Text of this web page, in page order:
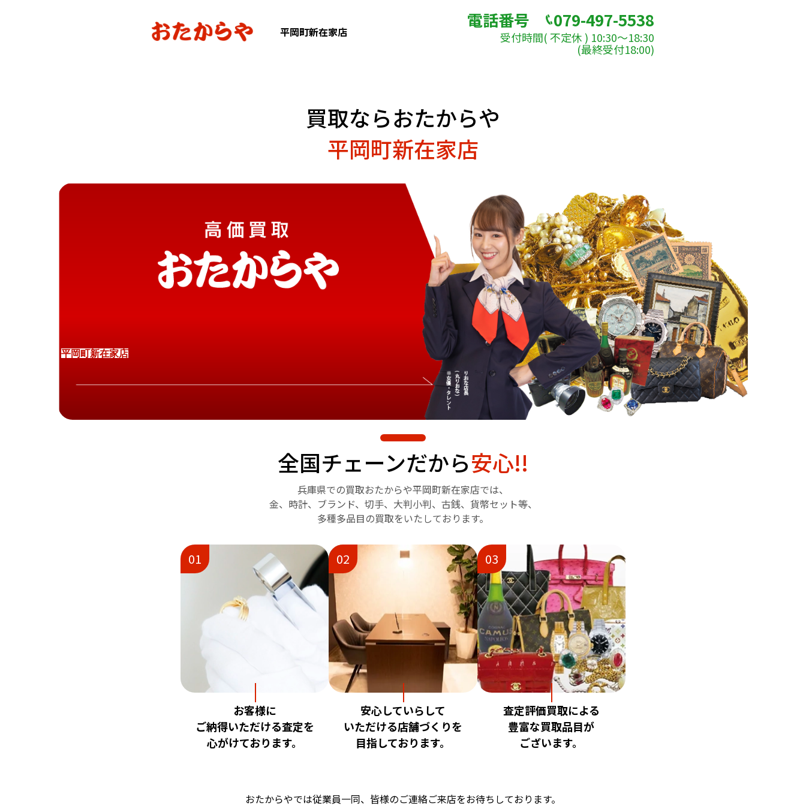
平岡町新在家店
電話番号 079-497-5538
受付時間( 不定休 ) 10:30～18:30
(最終受付18:00)
買取ならおたからや
平岡町新在家店
平岡町新在家店
全国チェーンだから安心!!
兵庫県での買取おたからや平岡町新在家店では、
金、時計、ブランド、切手、 大判小判、古銭、貨幣セット等、
多種多品目の買取をいたしております。
01
お客様に
ご納得いただける査定を
心がけております。
02
安心していらして
いただける店舗づくりを
目指しております。
03
査定評価買取による
豊富な買取品目が
ございます。
おたからやでは従業員一同、 皆様のご連絡ご来店をお待ちしております。